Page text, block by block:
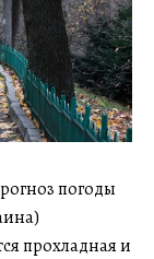
погоды
прохладная и